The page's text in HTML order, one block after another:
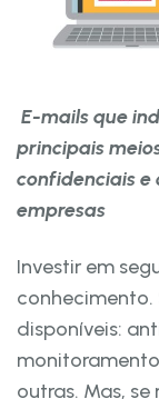
E-mails que
principais
confidenciais e
empresas
Investir em
disponíveis:
outras. Mas,